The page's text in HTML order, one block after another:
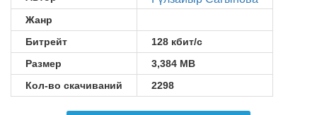
Жанр
Битрейт
128 кбит/с
Размер
3,384 MB
Кол-во скачиваний
2298